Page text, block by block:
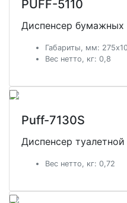
PUFF-5110
Диспенсер бумажных
Габариты, мм:
Вес нетто, кг: 0,8
Рuff-7130S
Диспенсер
Вес нетто, кг: 0,72